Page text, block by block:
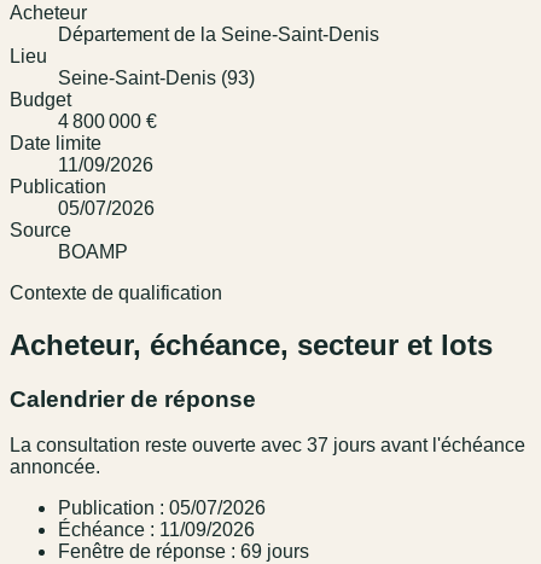
Acheteur
Département de la Seine-Saint-Denis
Lieu
Seine-Saint-Denis (93)
Budget
4 800 000 €
Date limite
11/09/2026
Publication
05/07/2026
Source
BOAMP
Contexte de qualification
Acheteur, échéance, secteur et lots
Calendrier de réponse
La consultation reste ouverte avec 37 jours avant l'échéance
annoncée.
Publication : 05/07/2026
Échéance : 11/09/2026
Fenêtre de réponse : 69 jours